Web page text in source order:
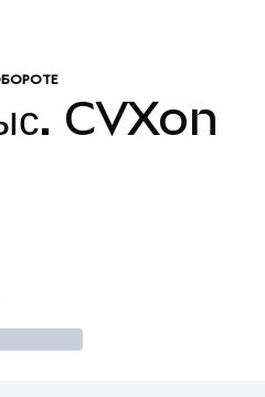
CVXon